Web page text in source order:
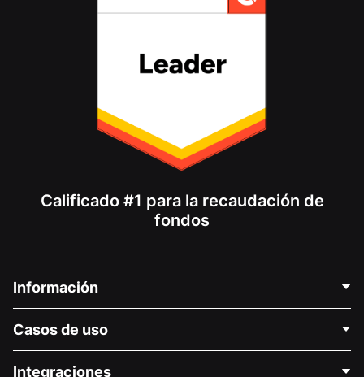
Calificado #1 para la recaudación de
fondos
Información
Acerca de nosotros
Casos de uso
Integraciones